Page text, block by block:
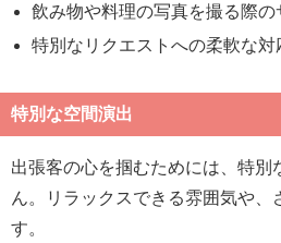
飲み物や料理の写真を撮る際の
特別なリクエストへの柔軟な対
特別な空間演出
出張客の心を掴むためには、特別
ん。リラックスできる雰囲気や、
す。